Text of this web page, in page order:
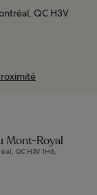
QC H3V
Mont-Royal
QC H3V 1H6,